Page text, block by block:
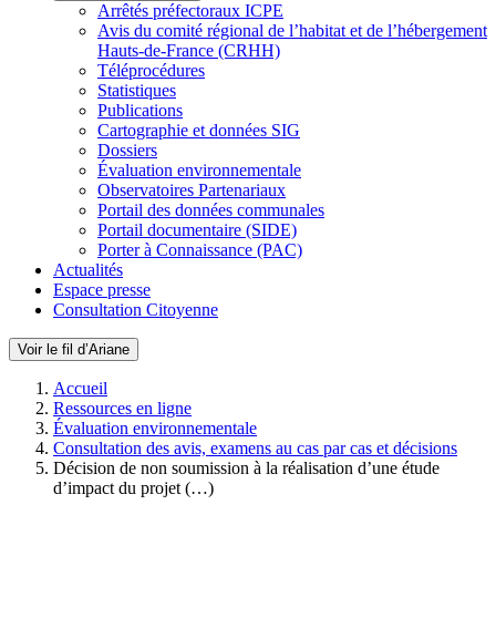
Arrêtés préfectoraux ICPE
Avis du comité régional de l’habitat et de l’hébergement
Hauts-de-France (CRHH)
Téléprocédures
Statistiques
Publications
Cartographie et données SIG
Dossiers
Évaluation environnementale
Observatoires Partenariaux
Portail des données communales
Portail documentaire (SIDE)
Porter à Connaissance (PAC)
Actualités
Espace presse
Consultation Citoyenne
Voir le fil d’Ariane
Accueil
Ressources en ligne
Évaluation environnementale
Consultation des avis, examens au cas par cas et décisions
Décision de non soumission à la réalisation d’une étude
d’impact du projet (…)